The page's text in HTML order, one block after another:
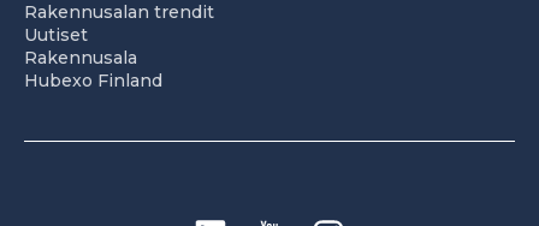
Rakennusalan trendit
Uutiset
Rakennusala
Hubexo Finland